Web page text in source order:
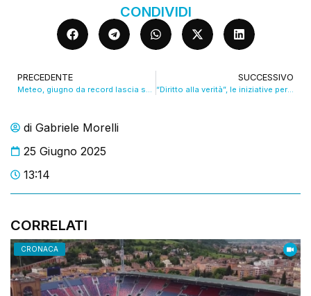
di Gabriele Morelli
25 Giugno 2025
13:14
CORRELATI
CRONACA
CONDIVIDI
PRECEDENTE
Meteo, giugno da record lascia senza fiato. Domani attesi 38 gradi. VIDEO
SUCCESSIVO
“Diritto alla verità”, le iniziative per la Strage di Ustica 45 anni dopo. VIDEO